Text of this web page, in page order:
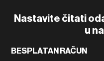
Nastavite čitati
u
BESPLATAN RAČUN
Pravila privatnosti
Korištenje umjetne inteligencije